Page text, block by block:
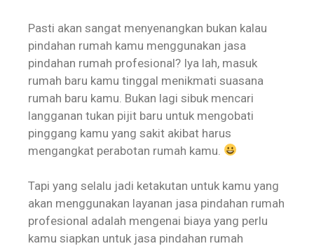
Pasti akan sangat menyenangkan bukan kalau
pindahan rumah kamu menggunakan jasa
pindahan rumah profesional? Iya lah, masuk
rumah baru kamu tinggal menikmati suasana
rumah baru kamu. Bukan lagi sibuk mencari
langganan tukan pijit baru untuk mengobati
pinggang kamu yang sakit akibat harus
mengangkat perabotan rumah kamu.
Tapi yang selalu jadi ketakutan untuk kamu yang
akan menggunakan layanan jasa pindahan rumah
profesional adalah mengenai biaya yang perlu
kamu siapkan untuk jasa pindahan rumah